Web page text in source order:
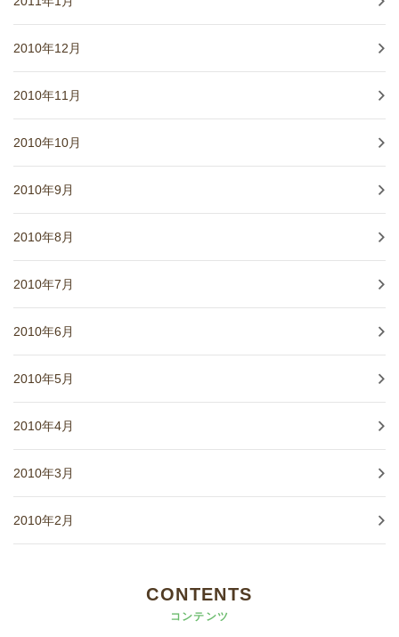
2010年12月
2010年11月
2010年10月
2010年9月
2010年8月
2010年7月
2010年6月
2010年5月
2010年4月
2010年3月
2010年2月
CONTENTS
コンテンツ